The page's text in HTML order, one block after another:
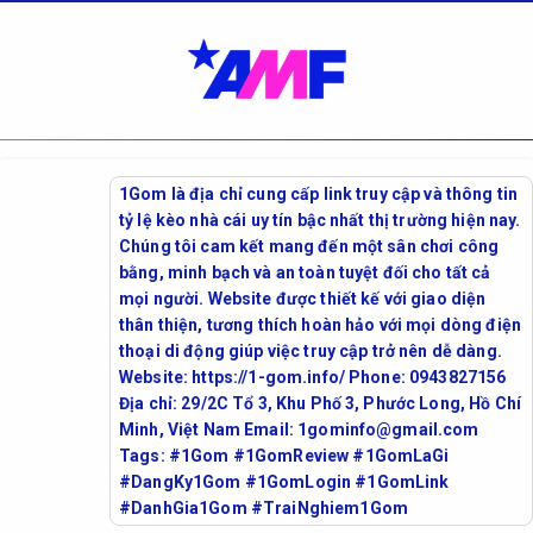
1Gom là địa chỉ cung cấp link truy cập và thông tin
tỷ lệ kèo nhà cái uy tín bậc nhất thị trường hiện nay.
Chúng tôi cam kết mang đến một sân chơi công
bằng, minh bạch và an toàn tuyệt đối cho tất cả
mọi người. Website được thiết kế với giao diện
thân thiện, tương thích hoàn hảo với mọi dòng điện
thoại di động giúp việc truy cập trở nên dễ dàng.
Website: https://1-gom.info/ Phone: 0943827156
Địa chỉ: 29/2C Tổ 3, Khu Phố 3, Phước Long, Hồ Chí
Minh, Việt Nam Email: 1gominfo@gmail.com
Tags: #1Gom #1GomReview #1GomLaGi
#DangKy1Gom #1GomLogin #1GomLink
#DanhGia1Gom #TraiNghiem1Gom